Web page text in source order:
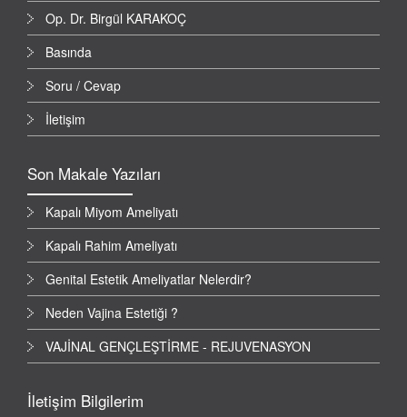
Op. Dr. Birgül KARAKOÇ
Basında
Soru / Cevap
İletişim
Son Makale Yazıları
Kapalı Miyom Ameliyatı
Kapalı Rahim Ameliyatı
Genital Estetik Ameliyatlar Nelerdir?
Neden Vajina Estetiği ?
VAJİNAL GENÇLEŞTİRME - REJUVENASYON
İletişim Bilgilerim